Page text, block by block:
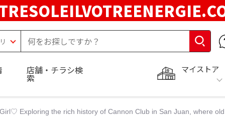
マイストア
店舗・チラシ検
索
Exploring the rich history of Cannon Club in San Juan, where old